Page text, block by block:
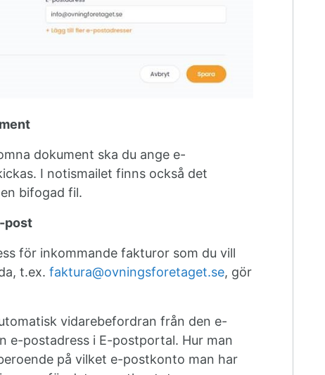
dokument ska du ange e-
I notismailet finns också det
bifogad fil.
post
för inkommande fakturor som du vill
t.ex. faktura@ovningsforetaget.se, gör
vidarebefordran från den e-
e-postadress i E-postportal. Hur man
på vilket e-postkonto man har